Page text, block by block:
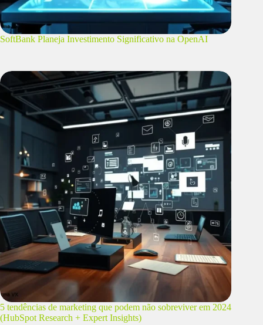
SoftBank Planeja Investimento Significativo na OpenAI
5 tendências de marketing que podem não sobreviver em 2024
(HubSpot Research + Expert Insights)